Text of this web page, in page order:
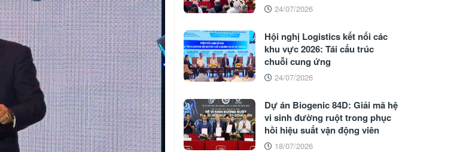
24/07/2026
Hội nghị Logistics kết nối các
khu vực 2026: Tái cấu trúc
chuỗi cung ứng
24/07/2026
Dự án Biogenic 84D: Giải mã hệ
vi sinh đường ruột trong phục
hồi hiệu suất vận động viên
18/07/2026